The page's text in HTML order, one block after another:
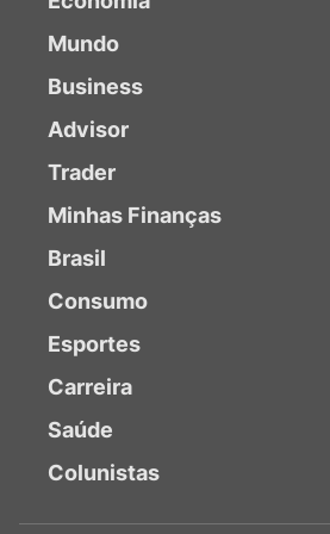
Mundo
Business
Advisor
Trader
Minhas Finanças
Brasil
Consumo
Esportes
Carreira
Saúde
Colunistas